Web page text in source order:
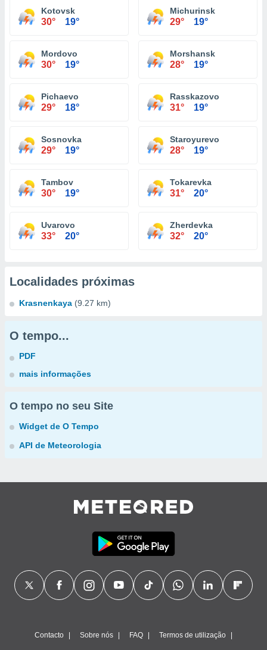
Kotovsk
30° 19°
Michurinsk
29° 19°
Mordovo
30° 19°
Morshansk
28° 19°
Pichaevo
29° 18°
Rasskazovo
31° 19°
Sosnovka
29° 19°
Staroyurevo
28° 19°
Tambov
30° 19°
Tokarevka
31° 20°
Uvarovo
33° 20°
Zherdevka
32° 20°
Localidades próximas
Krasnenkaya (9.27 km)
O tempo...
PDF
mais informações
O tempo no seu Site
Widget de O Tempo
API de Meteorologia
Contacto Sobre nós FAQ Termos de utilização